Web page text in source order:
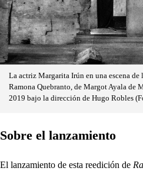
La actriz Margarita Irún en una escena
Ramona Quebranto, de Margot Ayala de
2019 bajo la dirección de Hugo Robles
Sobre el lanzamiento
El lanzamiento de esta reedición de